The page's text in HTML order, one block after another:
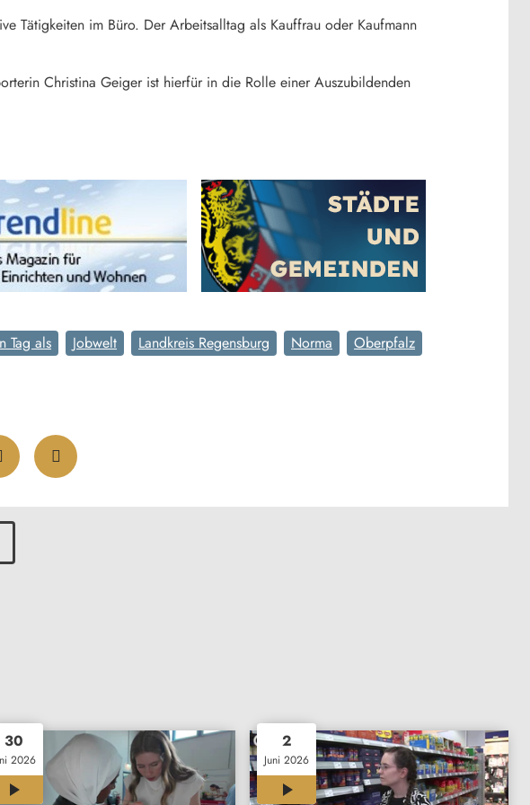
Tätigkeiten im Büro. Der Arbeitsalltag als Kauffrau oder Kaufmann
Christina Geiger ist hierfür in die Rolle einer Auszubildenden
Tag als Jobwelt Landkreis Regensburg Norma
Oberpfalz
30
2026
2
Juni 2026